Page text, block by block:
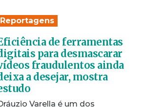
Reportagens
de ferramentas
para desmascarar
fraudulentos ainda
a desejar, mostra
Varella é um dos